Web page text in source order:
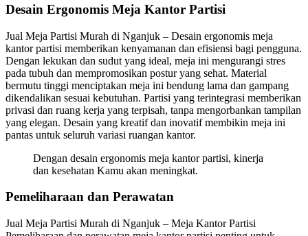
Desain Ergonomis Meja Kantor Partisi
Jual Meja Partisi Murah di Nganjuk – Desain ergonomis meja
kantor partisi memberikan kenyamanan dan efisiensi bagi pengguna.
Dengan lekukan dan sudut yang ideal, meja ini mengurangi stres
pada tubuh dan mempromosikan postur yang sehat. Material
bermutu tinggi menciptakan meja ini bendung lama dan gampang
dikendalikan sesuai kebutuhan. Partisi yang terintegrasi memberikan
privasi dan ruang kerja yang terpisah, tanpa mengorbankan tampilan
yang elegan. Desain yang kreatif dan inovatif membikin meja ini
pantas untuk seluruh variasi ruangan kantor.
Dengan desain ergonomis meja kantor partisi, kinerja
dan kesehatan Kamu akan meningkat.
Pemeliharaan dan Perawatan
Jual Meja Partisi Murah di Nganjuk – Meja Kantor Partisi